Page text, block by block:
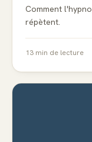
Comment
répètent.
13 min de lecture